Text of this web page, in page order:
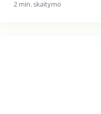
2 min. skaitymo